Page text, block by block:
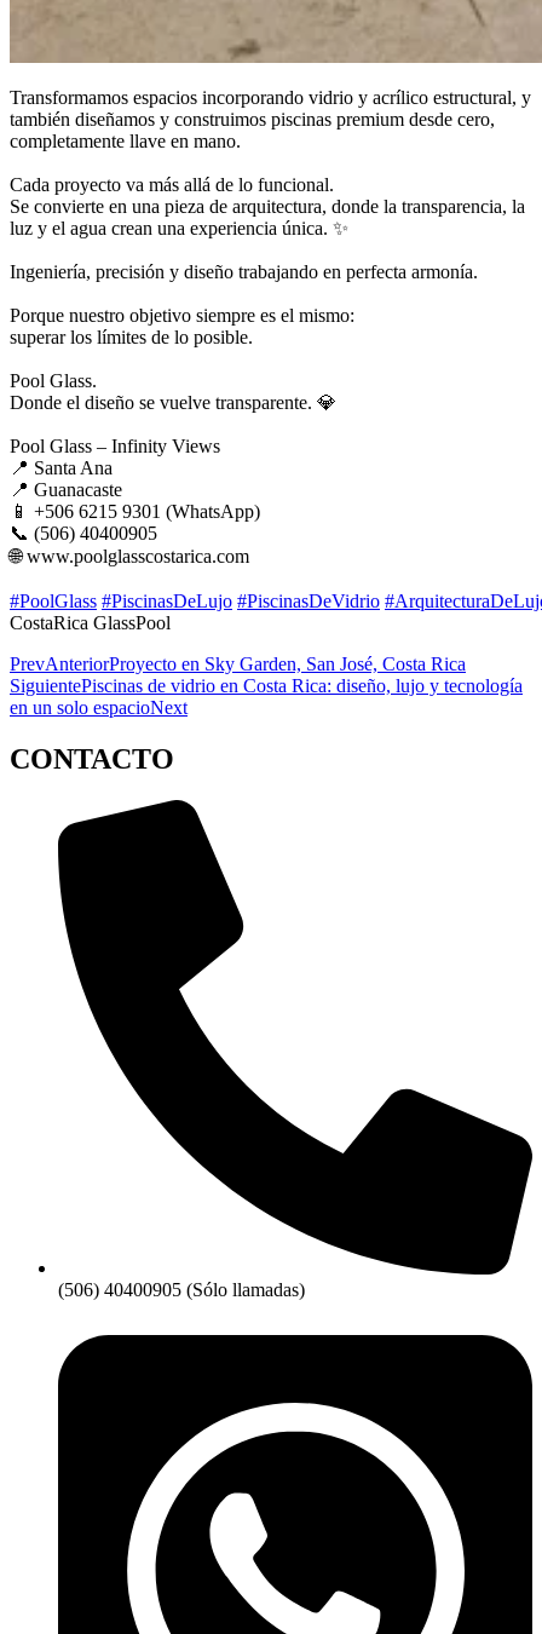
Transformamos espacios incorporando vidrio y acrílico estructural, y
también diseñamos y construimos piscinas premium desde cero,
completamente llave en mano.
Cada proyecto va más allá de lo funcional.
Se convierte en una pieza de arquitectura, donde la transparencia, la
luz y el agua crean una experiencia única. ✨
Ingeniería, precisión y diseño trabajando en perfecta armonía.
Porque nuestro objetivo siempre es el mismo:
superar los límites de lo posible.
Pool Glass.
Donde el diseño se vuelve transparente. 💎
Pool Glass – Infinity Views
📍 Santa Ana
📍 Guanacaste
📱 +506 6215 9301 (WhatsApp)
📞 (506) 40400905
🌐 www.poolglasscostarica.com
#PoolGlass #PiscinasDeLujo #PiscinasDeVidrio
CostaRica GlassPool
PrevAnteriorProyecto en Sky Garden, San José, Costa Rica
SiguientePiscinas de vidrio en Costa Rica: diseño, lujo y tecnología
en un solo espacioNext
CONTACTO
(506) 40400905 (Sólo llamadas)